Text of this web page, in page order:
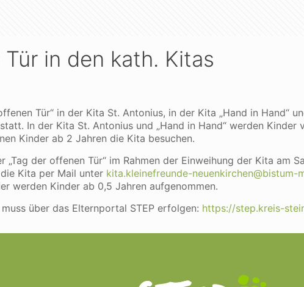
in den kath. Kitas
Tür“ in der Kita St. Antonius, in der Kita „Hand in Hand“
In der Kita St. Antonius und „Hand in Hand“ werden
Kinder ab 2 Jahren die Kita besuchen.
„Tag der offenen Tür“ im Rahmen der Einweihung der Kita am
Kita per Mail unter kita.kleinefreunde-neuenkirchen@bistum-
werden Kinder ab 0,5 Jahren aufgenommen.
über das Elternportal STEP erfolgen: https://step.kreis-